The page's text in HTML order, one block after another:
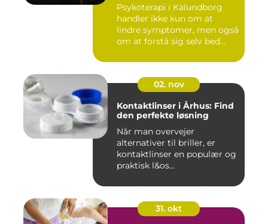
Psykoterapi i Kalundborg
handler ikke kun om at
lindre symptomer, men også
om at forstå sig selv bed...
02. nov
Kontaktlinser i Århus: Find
den perfekte løsning
Når man overvejer
alternativer til briller, er
kontaktlinser en populær og
praktisk l&os...
31. okt